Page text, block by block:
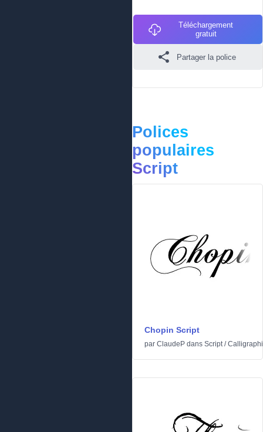
Téléchargement
gratuit
Partager la police
Polices
populaires
Script
Chopin Script
par ClaudeP dans Script/